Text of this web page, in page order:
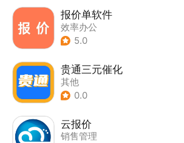
报价单软件
效率办公
5.0
贵通三元催化
其他
0.0
云报价
销售管理